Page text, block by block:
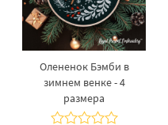
Олененок Бэмби в
зимнем венке - 4
размера